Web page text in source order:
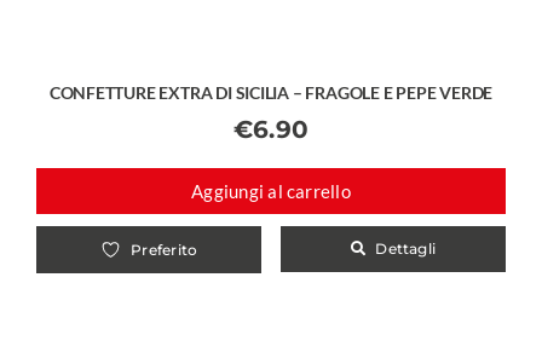
CONFETTURE EXTRA DI SICILIA – FRAGOLE E PEPE VERDE
€6.90
Aggiungi al carrello
Preferito Dettagli